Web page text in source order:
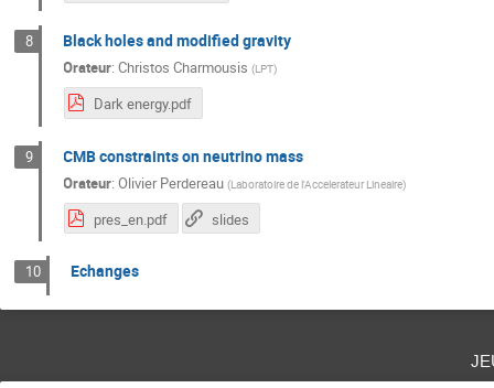
8 Black holes and modified gravity
Orateur:Christos Charmousis (LPT)
Dark energy.pdf
9 CMB constraints on neutrino mass
Orateur:Olivier Perdereau (Laboratoire de l'Accelerateur Lineaire)
pres_en.pdf slides
10 Echanges